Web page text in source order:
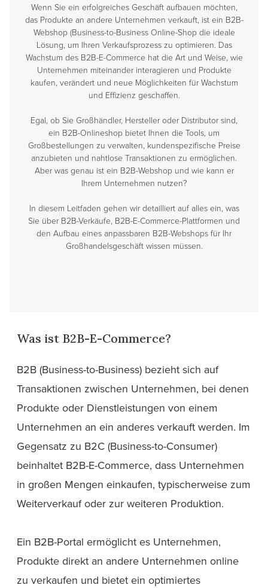
Wenn Sie ein erfolgreiches Geschäft aufbauen möchten,
das Produkte an andere Unternehmen verkauft, ist ein B2B-
Webshop (Business-to-Business Online-Shop die ideale
Lösung, um Ihren Verkaufsprozess zu optimieren. Das
Wachstum des B2B-E-Commerce hat die Art und Weise, wie
Unternehmen miteinander interagieren und Produkte
kaufen, verändert und neue Möglichkeiten für Wachstum
und Effizienz geschaffen.
Egal, ob Sie Großhändler, Hersteller oder Distributor sind,
ein B2B-Onlineshop bietet Ihnen die Tools, um
Großbestellungen zu verwalten, kundenspezifische Preise
anzubieten und nahtlose Transaktionen zu ermöglichen.
Aber was genau ist ein B2B-Webshop und wie kann er
Ihrem Unternehmen nutzen?
In diesem Leitfaden gehen wir detailliert auf alles ein, was
Sie über B2B-Verkäufe, B2B-E-Commerce-Plattformen und
den Aufbau eines anpassbaren B2B-Webshops für Ihr
Großhandelsgeschäft wissen müssen.
Was ist B2B-E-Commerce?
B2B (Business-to-Business) bezieht sich auf
Transaktionen zwischen Unternehmen, bei denen
Produkte oder Dienstleistungen von einem
Unternehmen an ein anderes verkauft werden. Im
Gegensatz zu B2C (Business-to-Consumer)
beinhaltet B2B-E-Commerce, dass Unternehmen
in großen Mengen einkaufen, typischerweise zum
Weiterverkauf oder zur weiteren Produktion.
Ein B2B-Portal ermöglicht es Unternehmen,
Produkte direkt an andere Unternehmen online
zu verkaufen und bietet ein optimiertes